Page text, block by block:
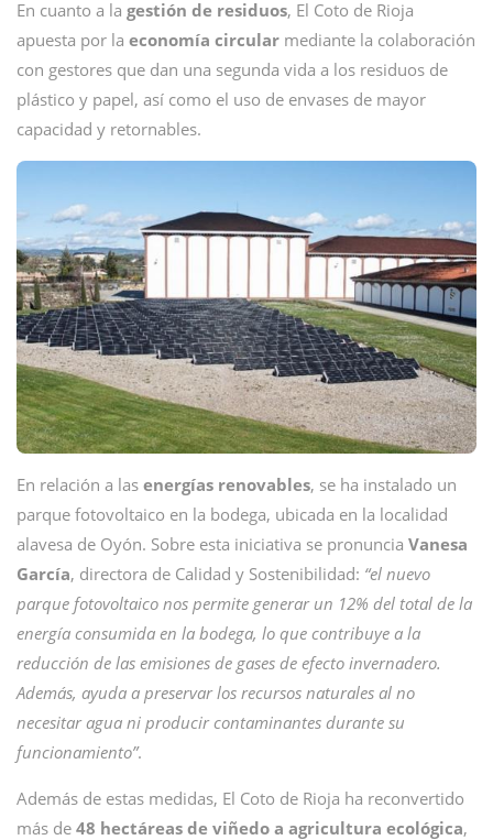
En cuanto a la gestión de residuos, El Coto de Rioja
apuesta por la economía circular mediante la colaboración
con gestores que dan una segunda vida a los residuos de
plástico y papel, así como el uso de envases de mayor
capacidad y retornables.
En relación a las energías renovables, se ha instalado un
parque fotovoltaico en la bodega, ubicada en la localidad
alavesa de Oyón. Sobre esta iniciativa se pronuncia Vanesa
García, directora de Calidad y Sostenibilidad: “el nuevo
parque fotovoltaico nos permite generar un 12% del total de la
energía consumida en la bodega, lo que contribuye a la
reducción de las emisiones de gases de efecto invernadero.
Además, ayuda a preservar los recursos naturales al no
necesitar agua ni producir contaminantes durante su
funcionamiento”.
Además de estas medidas, El Coto de Rioja ha reconvertido
más de 48 hectáreas de viñedo a agricultura ecológica,